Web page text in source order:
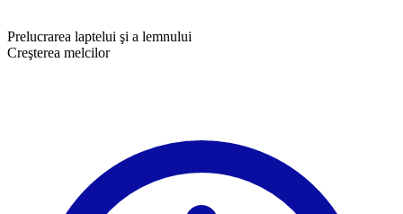
Prelucrarea laptelui şi a lemnului
Creşterea melcilor